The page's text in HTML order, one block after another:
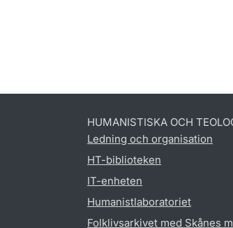
HUMANISTISKA OCH
Ledning och organisation
HT-biblioteken
IT-enheten
Humanistlaboratoriet
Folklivsarkivet med Skånes